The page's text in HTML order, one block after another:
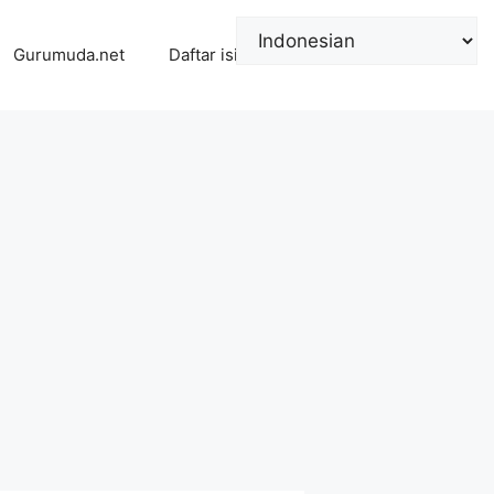
Gurumuda.net Daftar isi